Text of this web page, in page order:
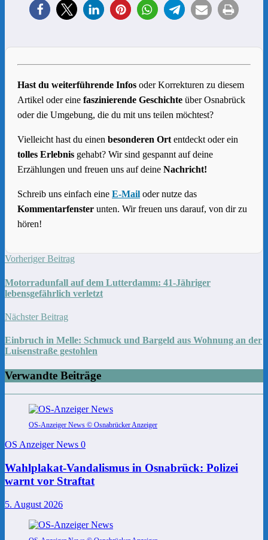
Hast du weiterführende Infos oder Korrekturen zu diesem
Artikel oder eine faszinierende Geschichte über Osnabrück
oder die Umgebung, die du mit uns teilen möchtest?
Vielleicht hast du einen besonderen Ort entdeckt oder ein
tolles Erlebnis gehabt? Wir sind gespannt auf deine
Erzählungen und freuen uns auf deine Nachricht!
Schreib uns einfach eine E-Mail oder nutze das
Kommentarfenster unten. Wir freuen uns darauf, von dir zu
hören!
Vorheriger Beitrag
Motorradunfall auf dem Lutterdamm: 41-Jähriger
lebensgefährlich verletzt
Nächster Beitrag
Einbruch in Melle: Schmuck und Bargeld aus Wohnung an der
Luisenstraße gestohlen
Verwandte Beiträge
OS-Anzeiger News © Osnabrücker Anzeiger
OS Anzeiger News 0
Wahlplakat-Vandalismus in Osnabrück: Polizei
warnt vor Straftat
5. August 2026